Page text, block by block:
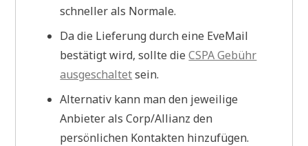
schneller als Normale.
Da die Lieferung durch eine EveMail
bestätigt wird, sollte dieCSPA Gebühr
ausgeschaltetsein.
Alternativ kann man den jeweilige
Anbieter als Corp/Allianz den
persönlichen Kontakten hinzufügen.